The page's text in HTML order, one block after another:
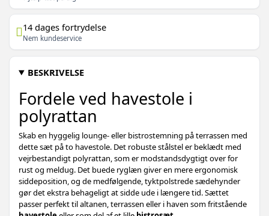
14 dages fortrydelse
Nem kundeservice
BESKRIVELSE
Fordele ved havestole i
polyrattan
Skab en hyggelig lounge- eller bistrostemning på terrassen med
dette sæt på to havestole. Det robuste stålstel er beklædt med
vejrbestandigt polyrattan, som er modstandsdygtigt over for
rust og meldug. Det buede ryglæn giver en mere ergonomisk
siddeposition, og de medfølgende, tyktpolstrede sædehynder
gør det ekstra behageligt at sidde ude i længere tid. Sættet
passer perfekt til altanen, terrassen eller i haven som fritstående